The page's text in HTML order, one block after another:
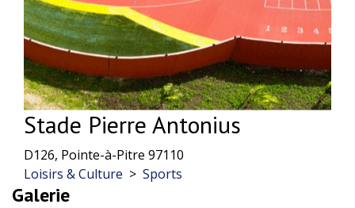
Stade Pierre Antonius
D126, Pointe-à-Pitre 97110
Loisirs & Culture > Sports
Galerie